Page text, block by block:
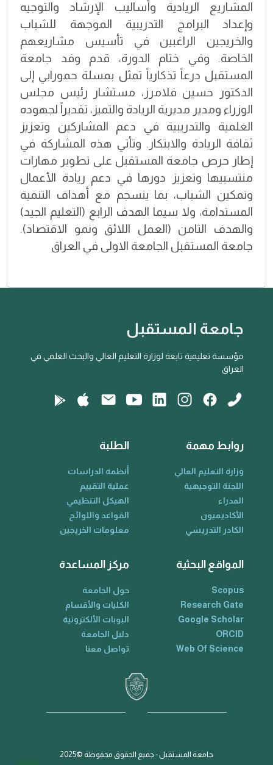
المشاريع الريادية وأساليب الإرشاد والتوجيه
وإعداد البرامج التدريبية الموجهة للشباب
والخريجين الراغبين في تأسيس مشاريعهم
الخاصة. وفي ختام الدورة، قدم وفد جامعة
المستقبل درعاً تذكارياً تمثل بمسلة حمورابي إلى
الدكتور حسين فلامرز، مستشار رئيس مجلس
الوزراء ومدير مديرية الريادة والتميز، تقديراً لجهوده
العلمية والتدريبية في دعم المشاركين وتعزيز
ثقافة الريادة والابتكار. وتأتي هذه المشاركة في
إطار حرص جامعة المستقبل على تطوير مهارات
منتسبيها وتعزيز دورها في دعم ريادة الأعمال
وتمكين الشباب، بما ينسجم مع أهداف التنمية
المستدامة، ولا سيما الهدف الرابع (التعليم الجيد)
والهدف الثامن (العمل اللائق ونمو الاقتصاد).
جامعة المستقبل الجامعة الاولى في العراق
جامعة المستقبل
مؤسسة تعليمية تابعة لوزارة التعليم العالي والبحث العلمي في
العراق
روابط مهمة
وزارة التعليم العالي
اللجنة التوجيهية
المدراء
الأكاديميون
الكادر التدريسي
الطلبة
أنظمة الدراسات
عملية التقييم
الهيكل التنظيمي
القواعد واللوائح
معلومات الخريجين
المواقع البحثية
Scopus
Research Gate
Google Scholar
ORCID
Web Of Science
مركز المساعدة
حول الجامعة
الكليات والأقسام
البوبات الألكترونية
دليل الجامعة
تواصل معنا
جامعة المستقبل - جميع الحقوق محفوظة ©2025